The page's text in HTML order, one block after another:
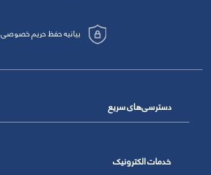
بیانیه حفظ حریم خصوصی
دسترسی‌های سریع
خدمات الکترونیک